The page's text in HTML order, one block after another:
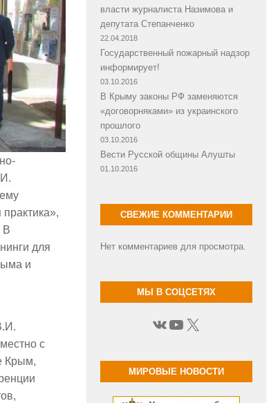
В
для
и
с
Крым,
власти журналиста Назимова и
депутата Степанченко
22.04.2018
Государственный пожарный надзор
информирует!
03.10.2016
В Крыму законы РФ заменяются
«договорняками» из украинского
прошлого
03.10.2016
Вести Русской общины Алушты
01.10.2016
СВЕЖИЕ КОММЕНТАРИИ
Нет комментариев для просмотра.
МЫ В СОЦСЕТЯХ
ВКонтакте
YouTube
X
МИРОВЫЕ НОВОСТИ